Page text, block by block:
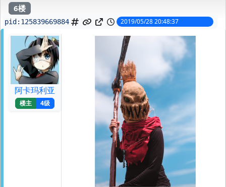
6楼
pid: 125839669884 2019/05/28 20:48:37
阿卡玛利亚
楼主 4级